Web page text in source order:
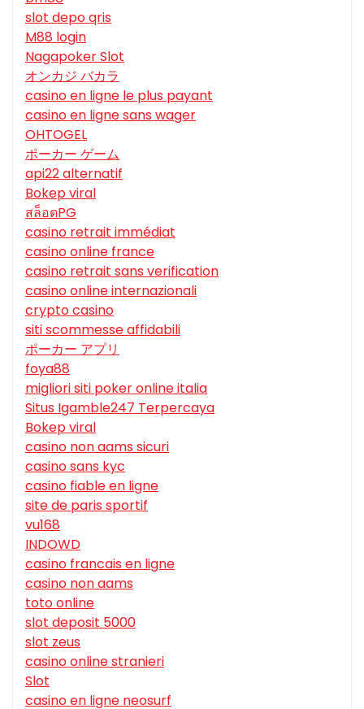
slot depo qris
M88 login
Nagapoker Slot
オンカジ バカラ
casino en ligne le plus payant
casino en ligne sans wager
OHTOGEL
ポーカー ゲーム
api22 alternatif
Bokep viral
สล็อตPG
casino retrait immédiat
casino online france
casino retrait sans verification
casino online internazionali
crypto casino
siti scommesse affidabili
ポーカー アプリ
foya88
migliori siti poker online italia
Situs Igamble247 Terpercaya
Bokep viral
casino non aams sicuri
casino sans kyc
casino fiable en ligne
site de paris sportif
vu168
INDOWD
casino francais en ligne
casino non aams
toto online
slot deposit 5000
slot zeus
casino online stranieri
Slot
casino en ligne neosurf